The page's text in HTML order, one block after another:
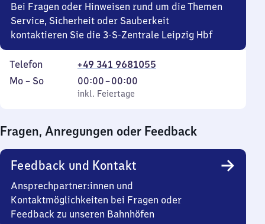
Bei Fragen oder Hinweisen rund um die Themen
Service, Sicherheit oder Sauberkeit
kontaktieren Sie die 3-S-Zentrale Leipzig Hbf
Telefon
+49 341 9681055
Montag
Mo – So,
inkl. Feiertage
00:00–00:00
Von
0
0
Uhr
inkl. Feiertage
Fragen, Anregungen oder Feedback
Feedback und Kontakt
Ansprechpartner:innen und
Kontaktmöglichkeiten bei Fragen oder
Feedback zu unseren Bahnhöfen